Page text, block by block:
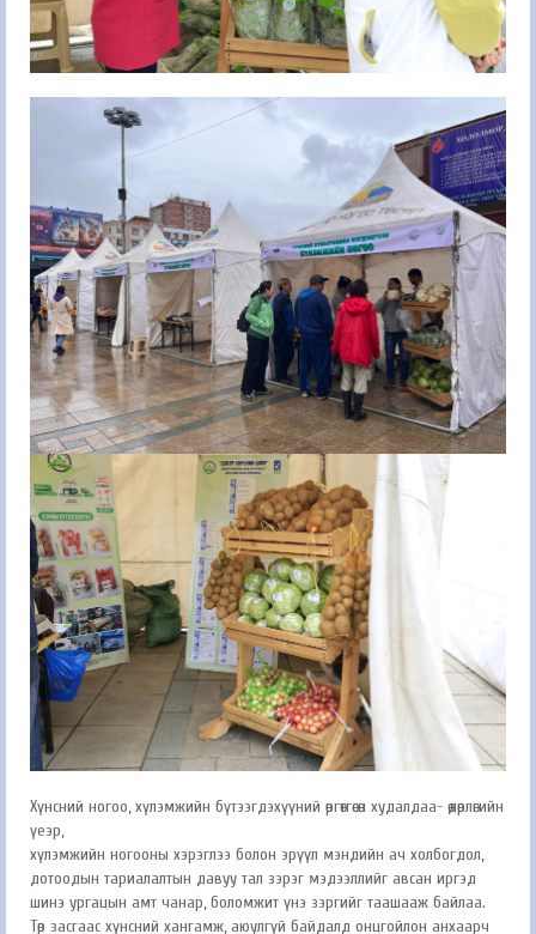
Хүнсний ногоо, хүлэмжийн бүтээгдэхүүний өргөтгөсөн худалдаа- өдөрлөгийн
үеэр,
хүлэмжийн ногооны хэрэглээ болон эрүүл мэндийн ач холбогдол,
дотоодын тариалалтын давуу тал зэрэг мэдээллийг авсан иргэд
шинэ ургацын амт чанар, боломжит үнэ зэргийг таашааж байлаа.
Төр засгаас хүнсний хангамж, аюулгүй байдалд онцгойлон анхаарч